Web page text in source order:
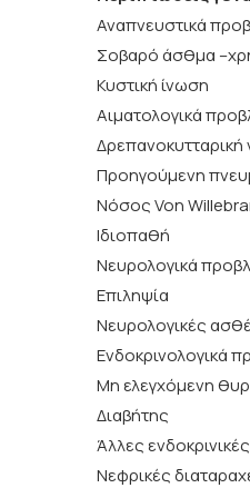
Αναπνευστικά
Σοβαρό άσθμα
Κυστική ίνωση
Αιματολογικά
Προηγούμενη
Νόσος Von
Ιδιοπαθή
Νευρολογικά
Επιληψία
Νευρολογικές
Ενδοκρινολογικά
Μη ελεγχόμενη
Διαβήτης
Άλλες
Νεφρικές